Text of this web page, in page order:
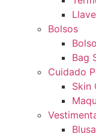
Bolsos
Bag
Cuidado
Skin